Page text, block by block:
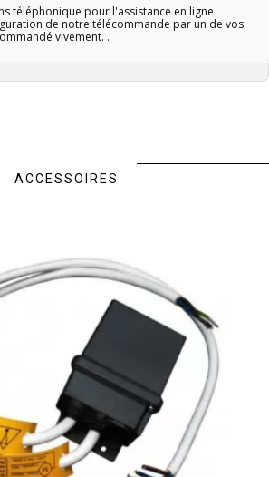
téléphonique pour l'assistance en ligne
de notre télécommande par un de vos
vivement. .
ACCESSOIRES